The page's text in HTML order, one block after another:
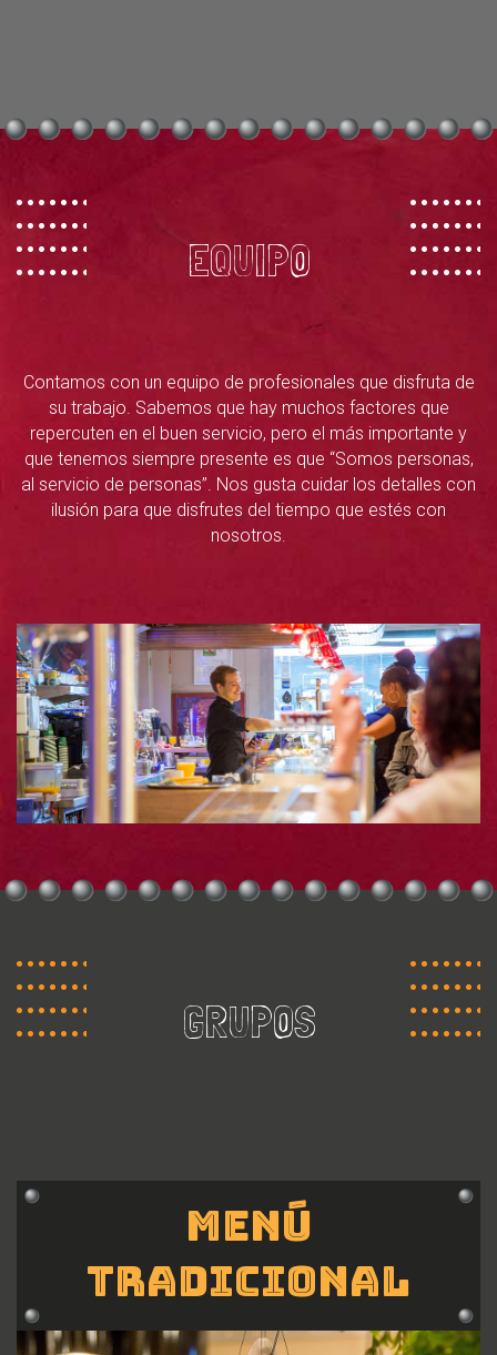
EQUIPO
Contamos con un equipo de profesionales que disfruta de
su trabajo. Sabemos que hay muchos factores que
repercuten en el buen servicio, pero el más importante y
que tenemos siempre presente es que “Somos personas,
al servicio de personas”. Nos gusta cuidar los detalles con
ilusión para que disfrutes del tiempo que estés con
nosotros.
GRUPOS
Menú
Tradicional